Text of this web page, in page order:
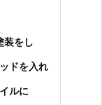
装をし
ドを入れ
ルに